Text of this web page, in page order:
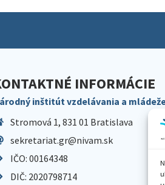
INFORMÁCIE
inštitút vzdelávania a
Stromová 1, 831 01 Bratislava
sekretariat.gr@nivam.sk
IČO: 00164348
DIČ: 2020798714